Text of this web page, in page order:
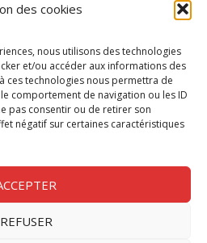
des cookies
nous utilisons des technologies
et/ou accéder aux informations des
ces technologies nous permettra de
comportement de navigation ou les ID
pas consentir ou de retirer son
négatif sur certaines caractéristiques
REFUSER
Suivre